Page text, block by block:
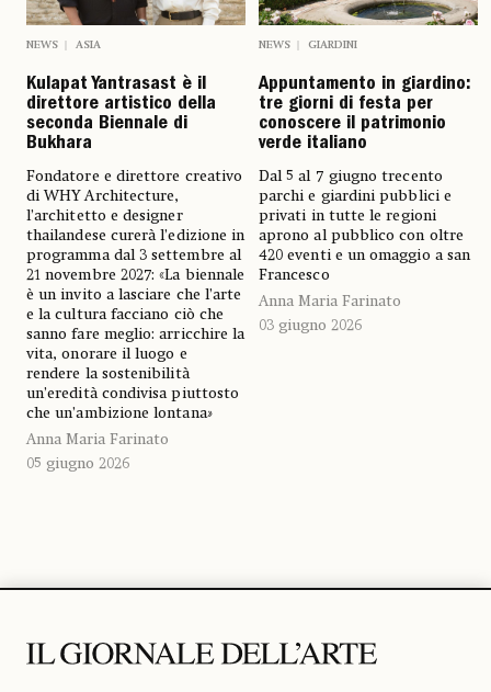
NEWS ASIA
Kulapat Yantrasast è il
direttore artistico della
seconda Biennale di
Bukhara
Fondatore e direttore creativo
di WHY Architecture,
l’architetto e designer
thailandese curerà l’edizione in
programma dal 3 settembre al
21 novembre 2027: «La biennale
è un invito a lasciare che l’arte
e la cultura facciano ciò che
sanno fare meglio: arricchire la
vita, onorare il luogo e
rendere la sostenibilità
un’eredità condivisa piuttosto
che un’ambizione lontana»
Anna Maria Farinato
05 giugno 2026
NEWS GIARDINI
Appuntamento in giardino:
tre giorni di festa per
conoscere il patrimonio
verde italiano
Dal 5 al 7 giugno trecento
parchi e giardini pubblici e
privati in tutte le regioni
aprono al pubblico con oltre
420 eventi e un omaggio a san
Francesco
Anna Maria Farinato
03 giugno 2026